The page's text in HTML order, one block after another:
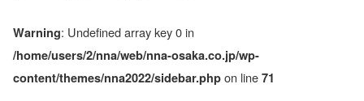
Warning: Undefined array key 0 in
/home/users/2/nna/web/nna-osaka.co.jp/wp-
content/themes/nna2022/sidebar.php on line 71